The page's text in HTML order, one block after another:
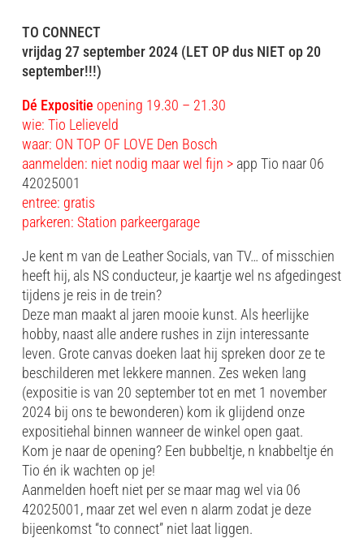
TO CONNECT
vrijdag 27 september 2024 (LET OP dus NIET op 20
september!!!)
Dé Expositie opening 19.30 – 21.30
wie: Tio Lelieveld
waar: ON TOP OF LOVE Den Bosch
aanmelden: niet nodig maar wel fijn > app Tio naar 06
42025001
entree: gratis
parkeren: Station parkeergarage
Je kent m van de Leather Socials, van TV… of misschien
heeft hij, als NS conducteur, je kaartje wel ns afgedingest
tijdens je reis in de trein?
Deze man maakt al jaren mooie kunst. Als heerlijke
hobby, naast alle andere rushes in zijn interessante
leven. Grote canvas doeken laat hij spreken door ze te
beschilderen met lekkere mannen. Zes weken lang
(expositie is van 20 september tot en met 1 november
2024 bij ons te bewonderen) kom ik glijdend onze
expositiehal binnen wanneer de winkel open gaat.
Kom je naar de opening? Een bubbeltje, n knabbeltje én
Tio én ik wachten op je!
Aanmelden hoeft niet per se maar mag wel via 06
42025001, maar zet wel even n alarm zodat je deze
bijeenkomst “to connect” niet laat liggen.